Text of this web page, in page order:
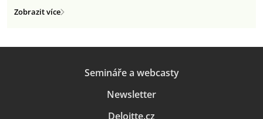
Zobrazit více
Semináře a webcasty
Newsletter
Deloitte.cz